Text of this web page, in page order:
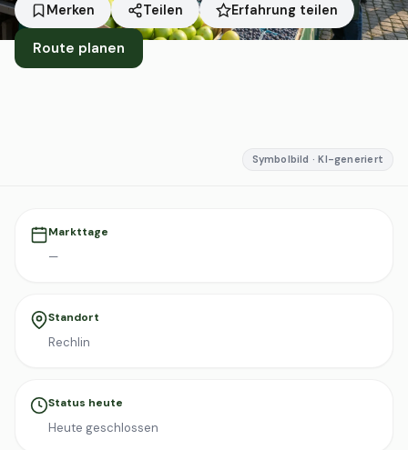
Merken Teilen Erfahrung teilen
Route planen
Symbolbild · KI-generiert
Markttage
—
Standort
Rechlin
Status heute
Heute geschlossen